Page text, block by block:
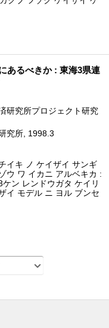
あるべきか : 東海3県連
研究所プロジェクト研究
究所, 1998.3
イキ ノ ケイザイ サンギ
ウ ワ イカニ アルベキカ :
ケン レンドウガタ ケイリ
イ モデル ニ ヨル ブンセ